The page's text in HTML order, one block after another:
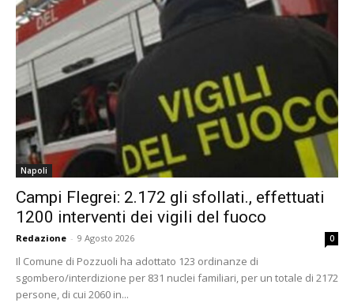
Napoli
Campi Flegrei: 2.172 gli sfollati., effettuati
1200 interventi dei vigili del fuoco
Redazione - 9 Agosto 2026 0
Il Comune di Pozzuoli ha adottato 123 ordinanze di
sgombero/interdizione per 831 nuclei familiari, per un totale di 2172
persone, di cui 2060 in...